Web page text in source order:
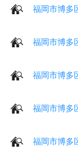
福岡市博多
福岡市博多
福岡市博多
福岡市博多
福岡市博多